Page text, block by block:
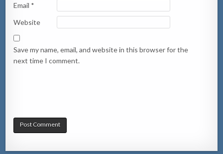
Email *
Website
Save my name, email, and website in this browser for the
next time I comment.